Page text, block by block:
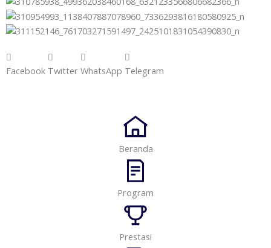
Facebook Twitter WhatsApp Telegram
Beranda
Program
Prestasi